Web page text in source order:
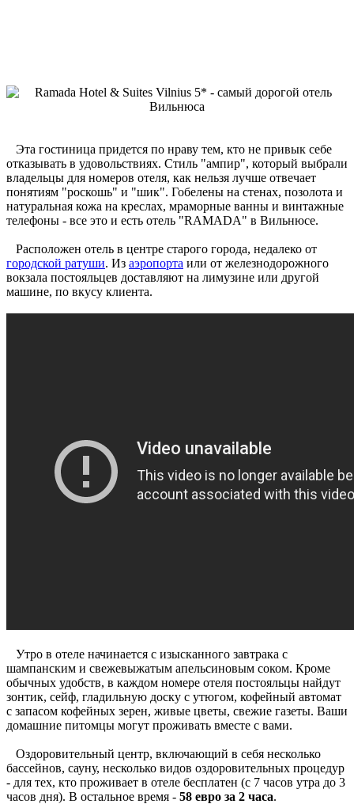
Эта гостиница придется по нраву тем, кто не привык себе
отказывать в удовольствиях. Стиль "ампир", который выбрали
владельцы для номеров отеля, как нельзя лучше отвечает
понятиям "роскошь" и "шик". Гобелены на стенах, позолота и
натуральная кожа на креслах, мраморные ванны и винтажные
телефоны - все это и есть отель "RAMADA" в Вильнюсе.
Расположен отель в центре старого города, недалеко от
городской ратуши. Из аэропорта или от железнодорожного
вокзала постояльцев доставляют на лимузине или другой
машине, по вкусу клиента.
Утро в отеле начинается с изысканного завтрака с
шампанским и свежевыжатым апельсиновым соком. Кроме
обычных удобств, в каждом номере отеля постояльцы найдут
зонтик, сейф, гладильную доску с утюгом, кофейный автомат
с запасом кофейных зерен, живые цветы, свежие газеты. Ваши
домашние питомцы могут проживать вместе с вами.
Оздоровительный центр, включающий в себя несколько
бассейнов, сауну, несколько видов оздоровительных процедур
- для тех, кто проживает в отеле бесплатен (с 7 часов утра до 3
часов дня). В остальное время - 58 евро за 2 часа.